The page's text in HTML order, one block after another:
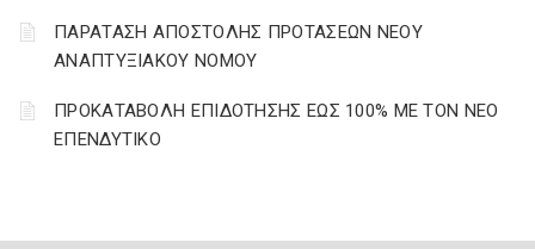
ΠΑΡΑΤΑΣΗ ΑΠΟΣΤΟΛΗΣ ΠΡΟΤΑΣΕΩΝ ΝΕΟΥ
ΑΝΑΠΤΥΞΙΑΚΟΥ ΝΟΜΟΥ
ΠΡΟΚΑΤΑΒΟΛΗ ΕΠΙΔΟΤΗΣΗΣ ΕΩΣ 100% ΜΕ ΤΟΝ ΝΕΟ
ΕΠΕΝΔΥΤΙΚΟ